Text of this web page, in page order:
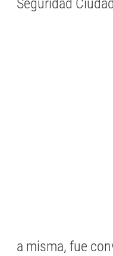
Seguridad
a misma, fue